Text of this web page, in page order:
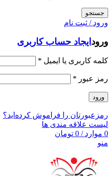
جستجو
ورود / ثبت نام
ورود ایجاد حساب کاربری
کلمه کاربری یا ایمیل *
رمز عبور *
ورود
رمزعبورتان را فراموش کرده‌اید؟
لیست علاقه مندی ها
0 موارد /
0 تومان
منو